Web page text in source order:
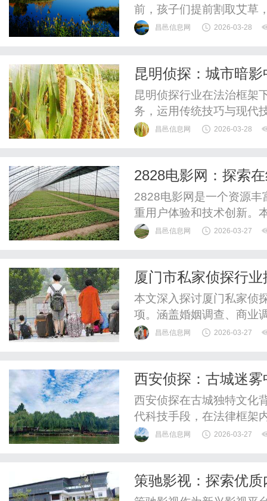
前，孩子们提前割取艾草
室观看清明节主题视频，
堂统一蒸制，孩子们品尝
昌邑信息网 2026-03-28
昆明侦探：城市暗
昆明侦探行业在法治框架
务，运用传统技巧与现代
需求，面临法律规范与社
昌邑信息网 2026-03-28
2828电影网：探索
2828电影网是一个资源
重用户体验和技术创新。
观影的重要性。
昌邑信息网 2026-03-27
厦门市私家侦探行
南
本文深入探讨厦门私家侦
项。涵盖婚姻调查、商业
提供选择正规机构的实用
昌邑信息网 2026-03-27
西安侦探：古城迷
西安侦探在古城独特文化
代科技手段，在法律框架
特殊职业群体，守护着城
昌邑信息网 2026-03-27
策驰影视：探索优